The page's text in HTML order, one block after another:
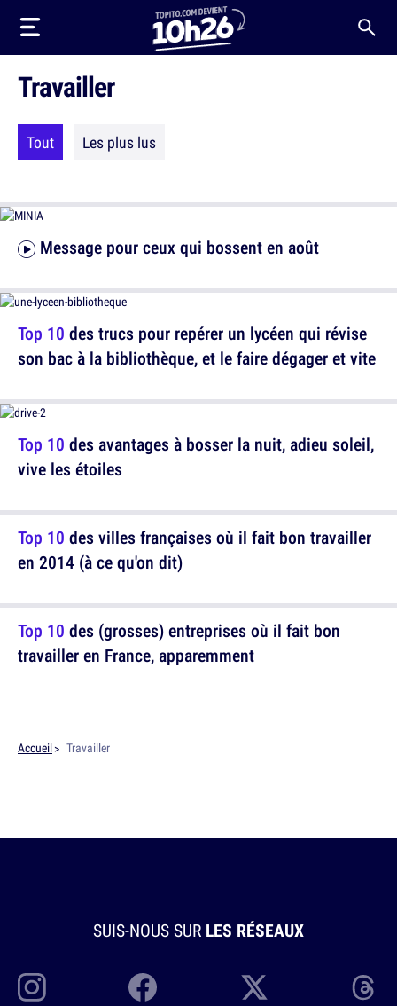
Travailler
Tout Les plus lus
Message pour ceux qui bossent en août
Top 10 des trucs pour repérer un lycéen qui révise
son bac à la bibliothèque, et le faire dégager et vite
Top 10 des villes françaises où il fait bon travailler
en 2014 (à ce qu'on dit)
Top 10 des avantages à bosser la nuit, adieu soleil,
vive les étoiles
Top 10 des (grosses) entreprises où il fait bon
travailler en France, apparemment
Accueil Travailler
SUIS-NOUS SUR LES RÉSEAUX